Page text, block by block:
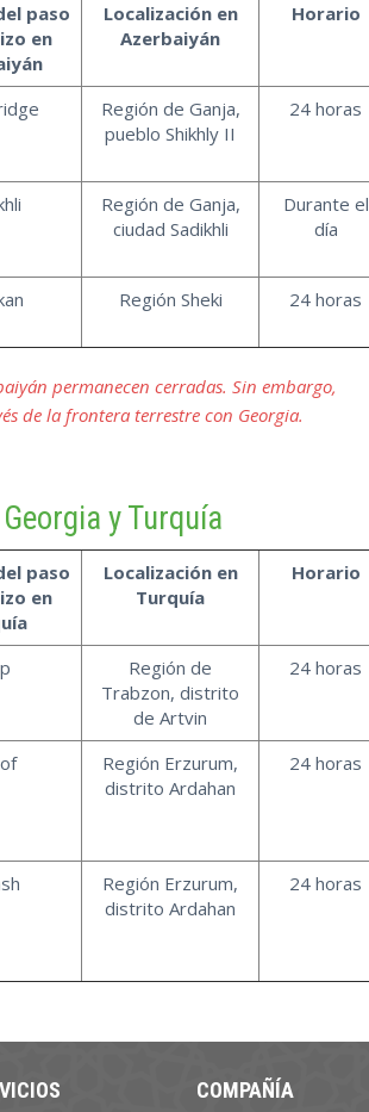
paso
en
Localización en
Azerbaiyán
Horario
Región de Ganja,
pueblo Shikhly II
24 horas
Región de Ganja,
ciudad Sadikhli
Durante el
día
Región Sheki 24 horas
permanecen cerradas. Sin embargo,
de la frontera terrestre con Georgia.
y Turquía
paso
en
Localización en
Turquía
Horario
Región de
Trabzon, distrito
de Artvin
24 horas
Región Erzurum,
distrito Ardahan
24 horas
Región Erzurum,
distrito Ardahan
24 horas
COMPAÑÍA